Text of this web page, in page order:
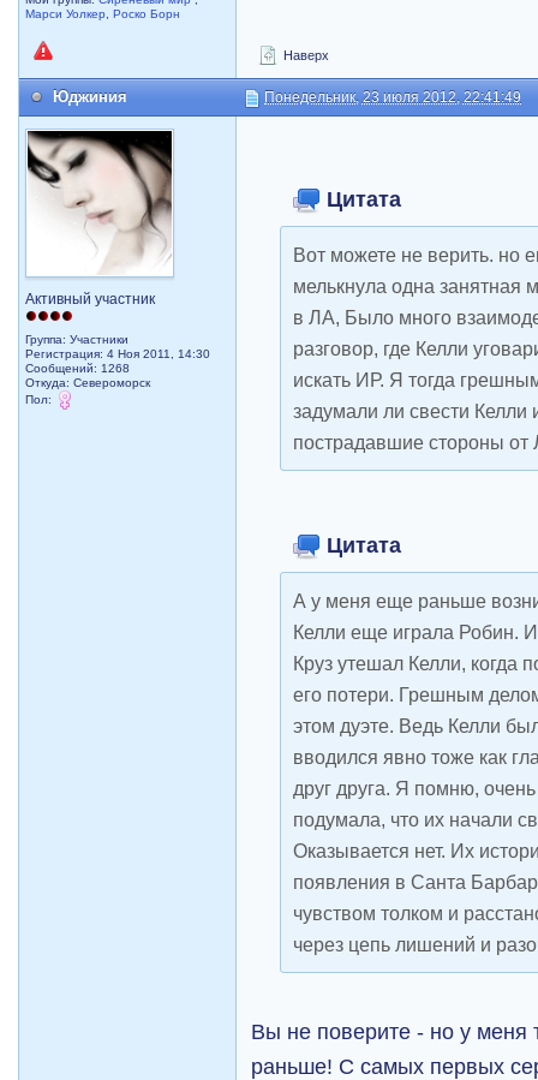
Марси Уолкер
,Роско Борн
Наверх
Юджиния Понедельник, 23 июля 2012, 22:41:49
Активный участник
Группа: Участники
Регистрация: 4 Ноя 2011, 14:30
Сообщений: 1268
Откуда: Североморск
Пол:
Цитата
Вот можете не верить. но
мелькнула одна занятная
в ЛА, Было много
разговор, где Келли
искать ИР. Я тогда
задумали ли свести Келли
пострадавшие стороны
Цитата
А у меня еще раньше
Келли еще играла Робин.
Круз утешал Келли, когда
его потери. Грешным
этом дуэте. Ведь Келли
вводился явно тоже как
друг друга. Я помню,
подумала, что их начали
Оказывается нет. Их
появления в Санта
чувством толком и
через цепь лишений и
Вы не поверите - но у меня
раньше! С самых первых